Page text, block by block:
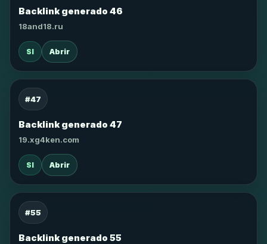
Backlink generado 46
18and18.ru
SI Abrir
#47
Backlink generado 47
19.xg4ken.com
SI Abrir
#55
Backlink generado 55